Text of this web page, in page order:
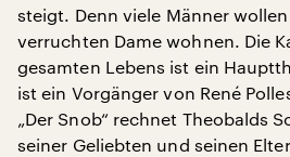
steigt. Denn viele Männer
verruchten Dame wohnen. Die
gesamten Lebens ist ein
ist ein Vorgänger von René
„Der Snob“ rechnet Theobalds
seiner Geliebten und seinen